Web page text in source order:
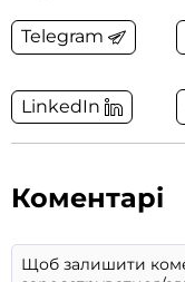
Telegram
LinkedIn
Коментарі